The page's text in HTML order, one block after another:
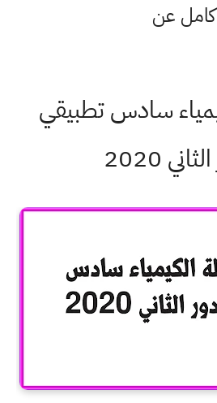
كامل عن
سادس تطبيقي
2020